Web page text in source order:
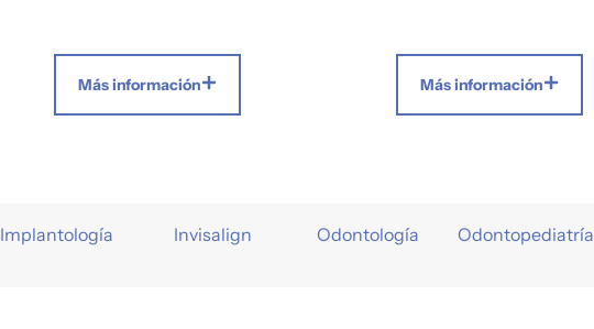
Más información Más información
Implantología Invisalign Odontología Odontopediatría